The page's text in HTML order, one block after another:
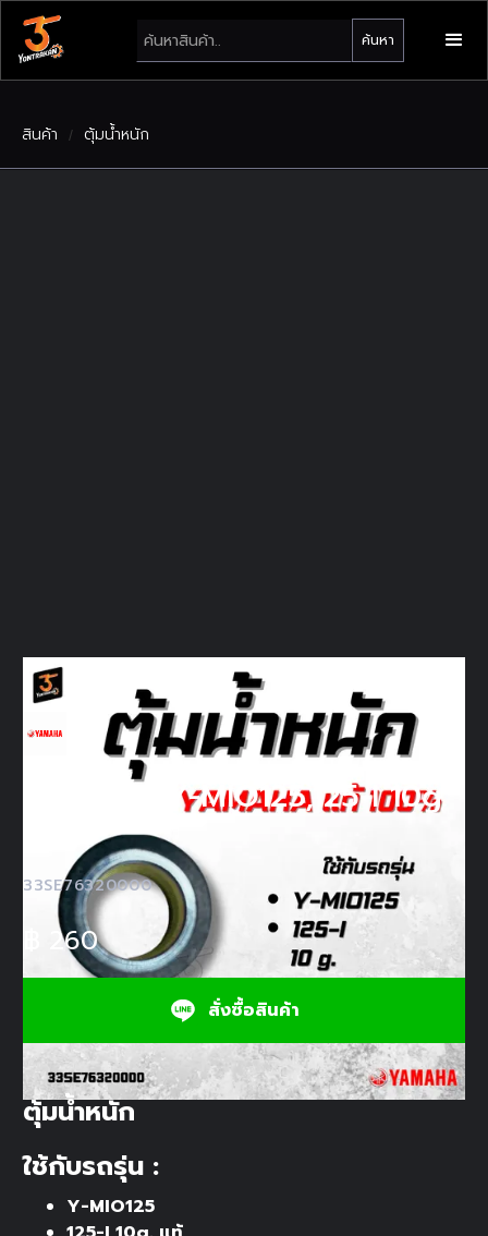
สินค้า / ตุ้มน้ำหนัก
ตุ้มน้ำหนัก Y-MIO125,125-I 10g.
33SE76320000
260
สั่งซื้อสินค้า
ตุ้มน้ำหนัก
ใช้กับรถรุ่น :
Y-MIO125